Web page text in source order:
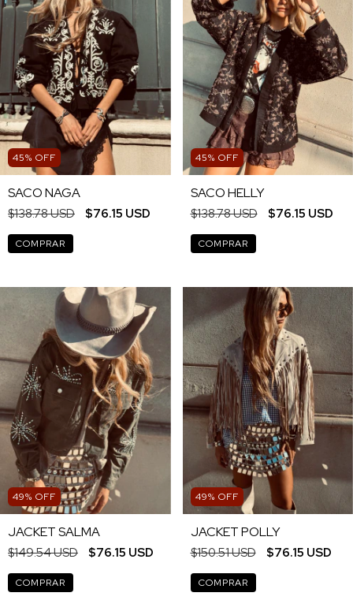
45% OFF
SACO NAGA
$138.78 USD $76.15 USD
45% OFF
SACO HELLY
$138.78 USD $76.15 USD
49% OFF
JACKET SALMA
$149.54 USD $76.15 USD
49% OFF
JACKET POLLY
$150.51 USD $76.15 USD